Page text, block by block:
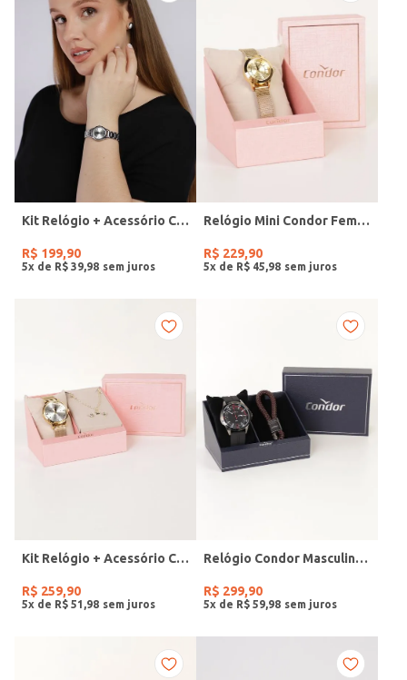
Kit Relógio + Acessório Condor Feminino PRATA
R$ 199,90
5x de R$ 39 98
Relógio Mini Condor Feminino DOURADO
R$ 229,90
5x de R$ 45 98
Kit Relógio + Acessório Condor Feminino DOURADO
R$ 259,90
5x de R$ 51 98
Relógio Condor Masculino PRETO
R$ 299,90
5x de R$ 59 98